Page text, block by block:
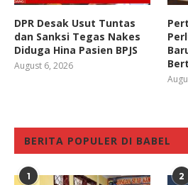
DPR Desak Usut Tuntas
dan Sanksi Tegas Nakes
Diduga Hina Pasien BPJS
August 6, 2026
BERITA POPULER DI BABEL
1 2